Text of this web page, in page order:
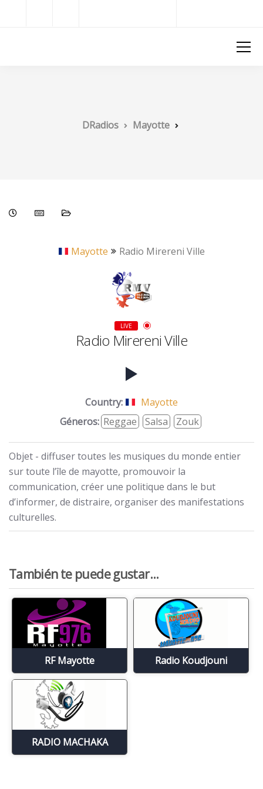
DRadios Mayotte
Mayotte Radio Mirereni Ville
LIVE
Radio Mirereni Ville
Country:
Mayotte
Géneros: Reggae Salsa Zouk
Objet - diffuser toutes les musiques du monde entier
sur toute l’île de mayotte, promouvoir la
communication, créer une politique dans le but
d’informer, de distraire, organiser des manifestations
culturelles.
También te puede gustar...
RF Mayotte Radio Koudjouni
RADIO MACHAKA